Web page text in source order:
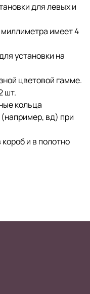
для левых и
имеет 4
установки на
цветовой гамме.
шт.
кольца
вд) при
и в полотно